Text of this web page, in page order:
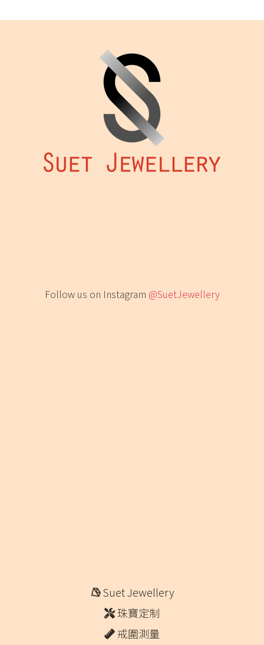
Follow us on Instagram @SuetJewellery
Suet Jewellery
珠寶定制
戒圍測量